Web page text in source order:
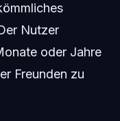
Nutzer
oder Jahre
Freunden zu